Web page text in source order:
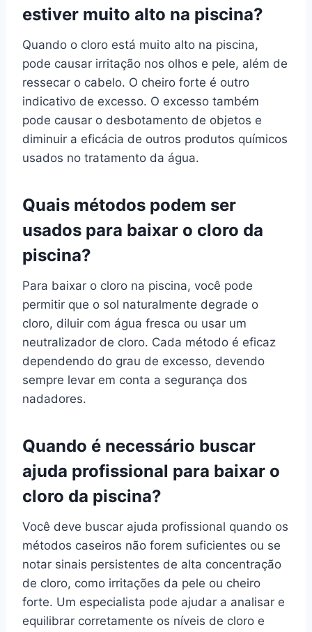
estiver muito alto na piscina?
Quando o cloro está muito alto na piscina,
pode causar irritação nos olhos e pele, além de
ressecar o cabelo. O cheiro forte é outro
indicativo de excesso. O excesso também
pode causar o desbotamento de objetos e
diminuir a eficácia de outros produtos químicos
usados no tratamento da água.
Quais métodos podem ser
usados para baixar o cloro da
piscina?
Para baixar o cloro na piscina, você pode
permitir que o sol naturalmente degrade o
cloro, diluir com água fresca ou usar um
neutralizador de cloro. Cada método é eficaz
dependendo do grau de excesso, devendo
sempre levar em conta a segurança dos
nadadores.
Quando é necessário buscar
ajuda profissional para baixar o
cloro da piscina?
Você deve buscar ajuda profissional quando os
métodos caseiros não forem suficientes ou se
notar sinais persistentes de alta concentração
de cloro, como irritações da pele ou cheiro
forte. Um especialista pode ajudar a analisar e
equilibrar corretamente os níveis de cloro e